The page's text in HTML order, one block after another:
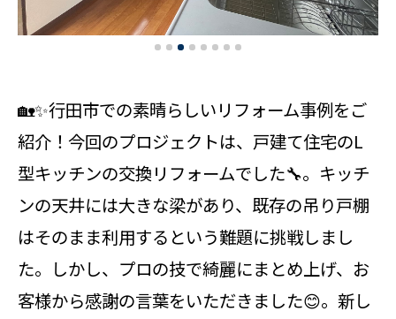
🏡✨行田市での素晴らしいリフォーム事例をご
紹介！今回のプロジェクトは、戸建て住宅のL
型キッチンの交換リフォームでした🔧。キッチ
ンの天井には大きな梁があり、既存の吊り戸棚
はそのまま利用するという難題に挑戦しまし
た。しかし、プロの技で綺麗にまとめ上げ、お
客様から感謝の言葉をいただきました😊。新し